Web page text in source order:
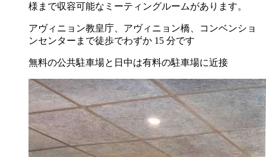
様まで収容可能なミーティングルームがあります。
アヴィニョン教皇庁、アヴィニョン橋、コンベンショ
ンセンターまで徒歩でわずか 15 分です
無料の公共駐車場と日中は有料の駐車場に近接